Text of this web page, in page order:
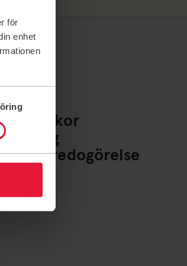
för
enhet
och villkor